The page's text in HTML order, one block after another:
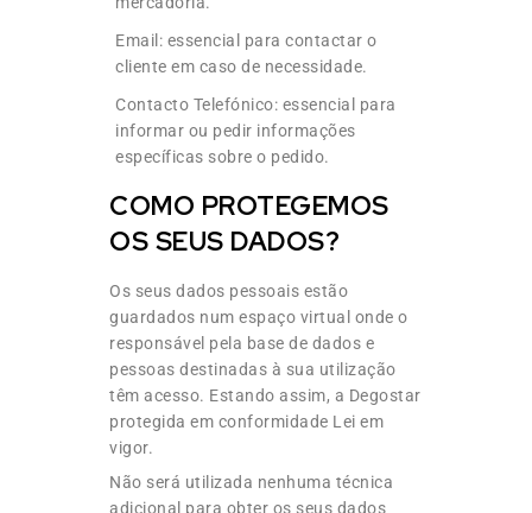
Email: essencial para contactar o
cliente em caso de necessidade.
Contacto Telefónico: essencial para
informar ou pedir informações
específicas sobre o pedido.
COMO PROTEGEMOS
OS SEUS DADOS?
Os seus dados pessoais estão
guardados num espaço virtual onde o
responsável pela base de dados e
pessoas destinadas à sua utilização
têm acesso. Estando assim, a Degostar
protegida em conformidade Lei em
vigor.
Não será utilizada nenhuma técnica
adicional para obter os seus dados